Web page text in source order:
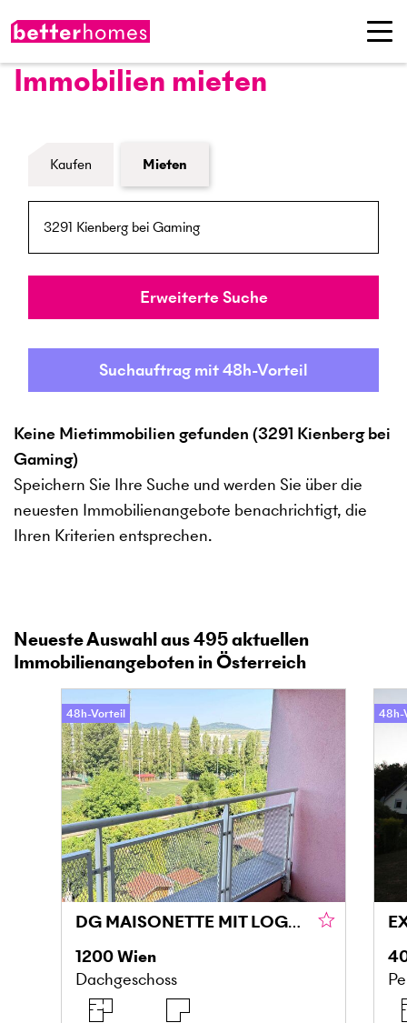
Immobilien mieten
Formular Immobiliensuche
Kaufen Mieten
Umkreis
Erweiterte Suche
Suchauftrag mit 48h-Vorteil
Keine Mietimmobilien gefunden (3291 Kienberg bei
Gaming)
Speichern Sie Ihre Suche und werden Sie über die
neuesten Immobilienangebote benachrichtigt, die
Ihren Kriterien entsprechen.
Neueste Auswahl aus495aktuellen
Immobilienangeboten in Österreich
48h-Vorteil
DG MAISONETTE MIT LOGGIA UND GRÜNBLICK IN DONAU NÄHE
1200Wien
Dachgeschoss
48h-